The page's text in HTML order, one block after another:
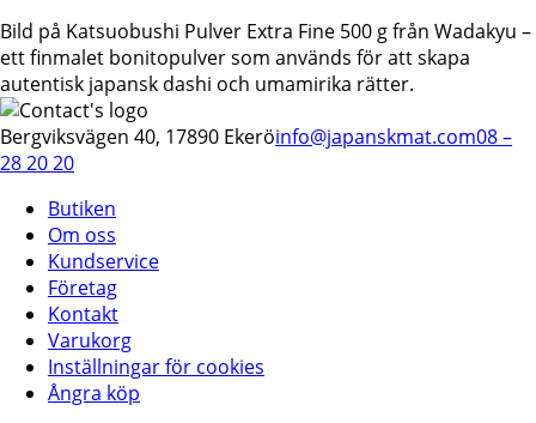
Bild på Katsuobushi Pulver Extra Fine 500 g från Wadakyu –
ett finmalet bonitopulver som används för att skapa
autentisk japansk dashi och umamirika rätter.
Bergviksvägen 40, 17890 Ekeröinfo@japanskmat.com08 –
28 20 20
Butiken
Om oss
Kundservice
Företag
Kontakt
Varukorg
Inställningar för cookies
Ångra köp